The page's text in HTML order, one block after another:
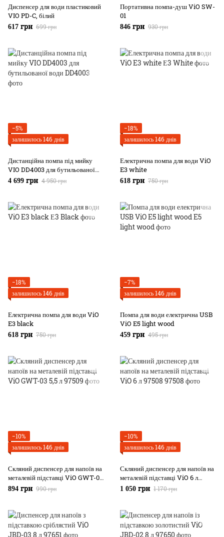
Диспенсер для води пластиковий
VIO PD-C, білий
617 грн 699 грн
Портативна помпа-душ ViO SW-
01
846 грн 930 грн
−5%
залишилось 146 днів
Дистанційна помпа під мийку
VIO DD4003 для бутильованої
води
4 699 грн 4 950 грн
−18%
залишилось 146 днів
Електрична помпа для води ViO
E3 white
618 грн 750 грн
−18%
залишилось 146 днів
Електрична помпа для води ViO
E3 black
618 грн 750 грн
−7%
залишилось 146 днів
Помпа для води електрична USB
ViO E5 light wood
459 грн 495 грн
−10%
залишилось 146 днів
Скляний диспенсер для напоїв на
металевій підставці ViO GWT-03
5,5 л
894 грн 990 грн
−10%
залишилось 146 днів
Скляний диспенсер для напоїв на
металевій підставці ViO 6 л
97508
1 050 грн 1 170 грн